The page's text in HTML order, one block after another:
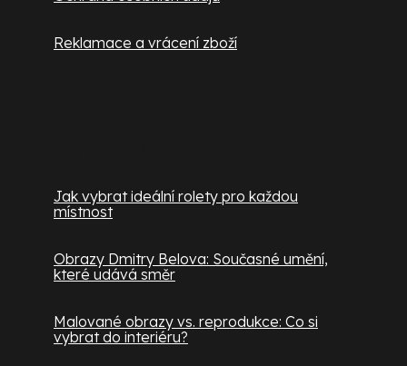
Reklamace a vrácení zboží
Jak vybrat ideální rolety pro každou
místnost
Obrazy Dmitry Belova: Současné umění,
které udává směr
Malované obrazy vs. reprodukce: Co si
vybrat do interiéru?